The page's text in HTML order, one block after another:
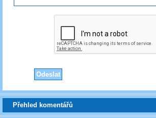
Přehled komentářů